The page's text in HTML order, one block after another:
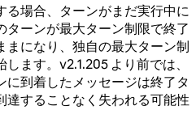
る場合、ターンがまだ実行中に
ーンが最大ターン制限で終了
まになり、独自の最大ターン制
ます。v2.1.205 より前では、
に到着したメッセージは終了タ
達することなく失われる可能性